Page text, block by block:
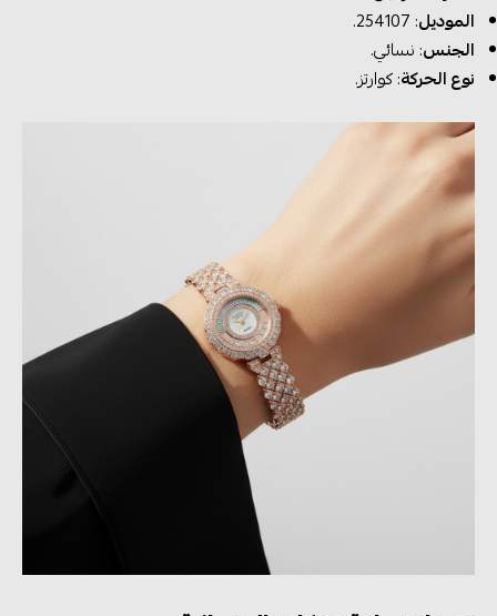
الموديل: 254107.
الجنس: نسائي.
نوع الحركة: كوارتز.